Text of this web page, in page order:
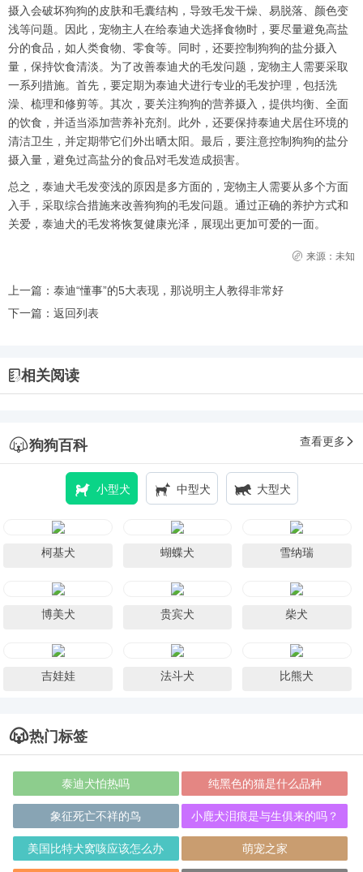
摄入会破坏狗狗的皮肤和毛囊结构，导致毛发干燥、易脱落、颜色变
浅等问题。因此，宠物主人在给泰迪犬选择食物时，要尽量避免高盐
分的食品，如人类食物、零食等。同时，还要控制狗狗的盐分摄入
量，保持饮食清淡。为了改善泰迪犬的毛发问题，宠物主人需要采取
一系列措施。首先，要定期为泰迪犬进行专业的毛发护理，包括洗
澡、梳理和修剪等。其次，要关注狗狗的营养摄入，提供均衡、全面
的饮食，并适当添加营养补充剂。此外，还要保持泰迪犬居住环境的
清洁卫生，并定期带它们外出晒太阳。最后，要注意控制狗狗的盐分
摄入量，避免过高盐分的食品对毛发造成损害。
总之，泰迪犬毛发变浅的原因是多方面的，宠物主人需要从多个方面
入手，采取综合措施来改善狗狗的毛发问题。通过正确的养护方式和
关爱，泰迪犬的毛发将恢复健康光泽，展现出更加可爱的一面。
来源：未知
上一篇： 泰迪“懂事”的5大表现，那说明主人教得非常好
下一篇： 返回列表
相关阅读
狗狗百科 查看更多
小型犬 中型犬 大型犬
柯基犬 蝴蝶犬 雪纳瑞
博美犬 贵宾犬 柴犬
吉娃娃 法斗犬 比熊犬
热门标签
泰迪犬怕热吗 纯黑色的猫是什么品种
象征死亡不祥的鸟 小鹿犬泪痕是与生俱来的吗？
美国比特犬窝咳应该怎么办 萌宠之家